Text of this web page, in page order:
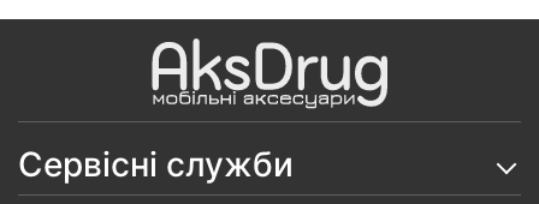
Чохол Protective Camera Ring на Samsung Galaxy
A34
Чохол Armor Case на Samsung Galaxy A34
Чохол Fibra Book на Samsung Galaxy A34
Сервісні служби